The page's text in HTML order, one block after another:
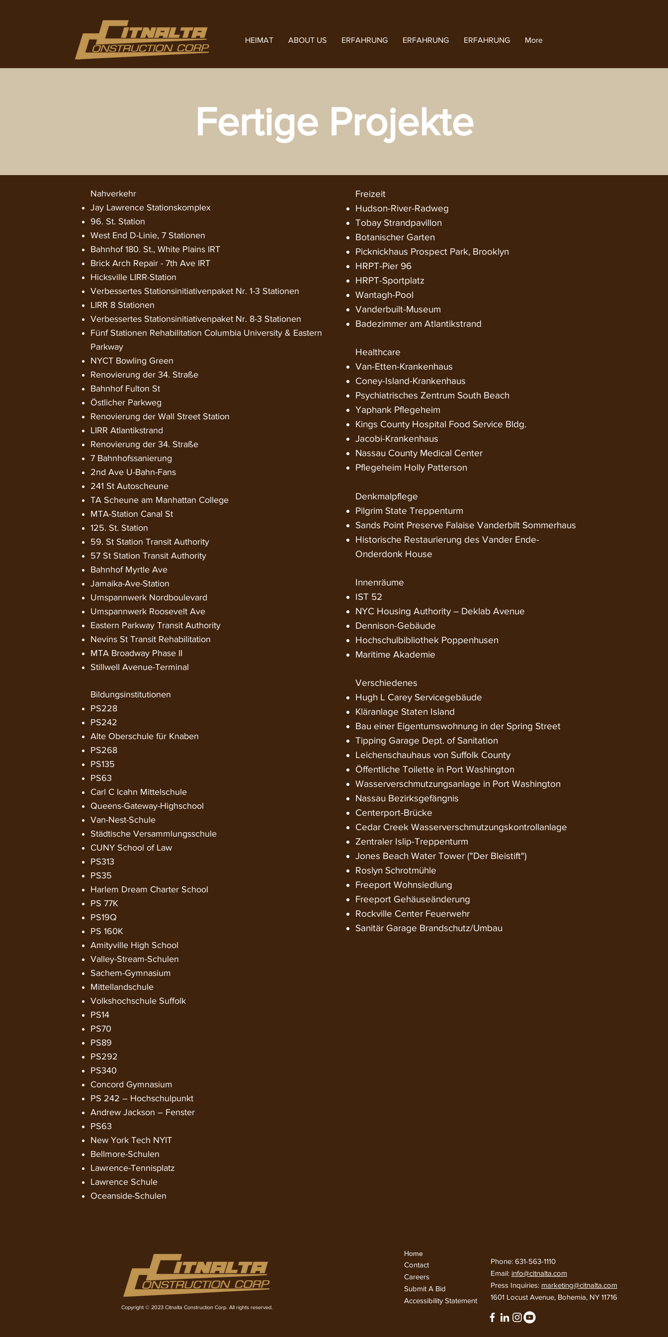
HEIMAT ABOUT US ERFAHRUNG ERFAHRUNG ERFAHRUNG More
Fertige Projekte
Nahverkehr​
Jay Lawrence Stationskomplex
96. St. Station
West End D-Linie, 7 Stationen
Bahnhof 180. St., White Plains IRT
Brick Arch Repair - 7th Ave IRT
Hicksville LIRR-Station
Verbessertes Stationsinitiativenpaket Nr. 1-3 Stationen
LIRR 8 Stationen
Verbessertes Stationsinitiativenpaket Nr. 8-3 Stationen
Fünf Stationen Rehabilitation Columbia University & Eastern
Parkway
NYCT Bowling Green
Renovierung der 34. Straße
Bahnhof Fulton St
Östlicher Parkweg
Renovierung der Wall Street Station
LIRR Atlantikstrand
Renovierung der 34. Straße
7 Bahnhofssanierung
2nd Ave U-Bahn-Fans
241 St Autoscheune
TA Scheune am Manhattan College
MTA-Station Canal St
125. St. Station
59. St Station Transit Authority
57 St Station Transit Authority
Bahnhof Myrtle Ave
Jamaika-Ave-Station
Umspannwerk Nordboulevard
Umspannwerk Roosevelt Ave
Eastern Parkway Transit Authority
Nevins St Transit Rehabilitation
MTA Broadway Phase II
Stillwell Avenue-Terminal
Bildungsinstitutionen
PS228
PS242
Alte Oberschule für Knaben
PS268
PS135
PS63
Carl C Icahn Mittelschule
Queens-Gateway-Highschool
Van-Nest-Schule
Städtische Versammlungsschule
CUNY School of Law
PS313
PS35
Harlem Dream Charter School
PS 77K
PS19Q
PS 160K
Amityville High School
Valley-Stream-Schulen
Sachem-Gymnasium
Mittellandschule
Volkshochschule Suffolk
PS14
PS70
PS89
PS292
PS340
Concord Gymnasium
PS 242 – Hochschulpunkt
Andrew Jackson – Fenster
PS63
New York Tech NYIT
Bellmore-Schulen
Lawrence-Tennisplatz
Lawrence Schule
Oceanside-Schulen
Freizeit​
Hudson-River-Radweg
Tobay Strandpavillon
Botanischer Garten
Picknickhaus Prospect Park, Brooklyn
HRPT-Pier 96
HRPT-Sportplatz
Wantagh-Pool
Vanderbuilt-Museum
Badezimmer am Atlantikstrand
Healthcare
Van-Etten-Krankenhaus
Coney-Island-Krankenhaus
Psychiatrisches Zentrum South Beach
Yaphank Pflegeheim
Kings County Hospital Food Service Bldg.
Jacobi-Krankenhaus
Nassau County Medical Center
Pflegeheim Holly Patterson
Denkmalpflege
Pilgrim State Treppenturm
Sands Point Preserve Falaise Vanderbilt Sommerhaus
Historische Restaurierung des Vander Ende-
Onderdonk House
Innenräume
IST 52
NYC Housing Authority – Deklab Avenue
Dennison-Gebäude
Hochschulbibliothek Poppenhusen
Maritime Akademie
Verschiedenes
Hugh L Carey Servicegebäude
Kläranlage Staten Island
Bau einer Eigentumswohnung in der Spring Street
Tipping Garage Dept. of Sanitation
Leichenschauhaus von Suffolk County
Öffentliche Toilette in Port Washington
Wasserverschmutzungsanlage in Port Washington
Nassau Bezirksgefängnis
Centerport-Brücke
Cedar Creek Wasserverschmutzungskontrollanlage
Zentraler Islip-Treppenturm
Jones Beach Water Tower ("Der Bleistift")
Roslyn Schrotmühle
Freeport Wohnsiedlung
Freeport Gehäuseänderung
Rockville Center Feuerwehr
Sanitär Garage Brandschutz/Umbau
Copyright © 2023 Citnalta Construction Corp. All rights reserved.
Home
Contact
Careers
Submit A Bid
Accessibility Statement
Phone: 631-563-1110
Email: info@citnalta.com
Press Inquiries: marketing@citnalta.com
1601 Locust Avenue, Bohemia, NY 11716